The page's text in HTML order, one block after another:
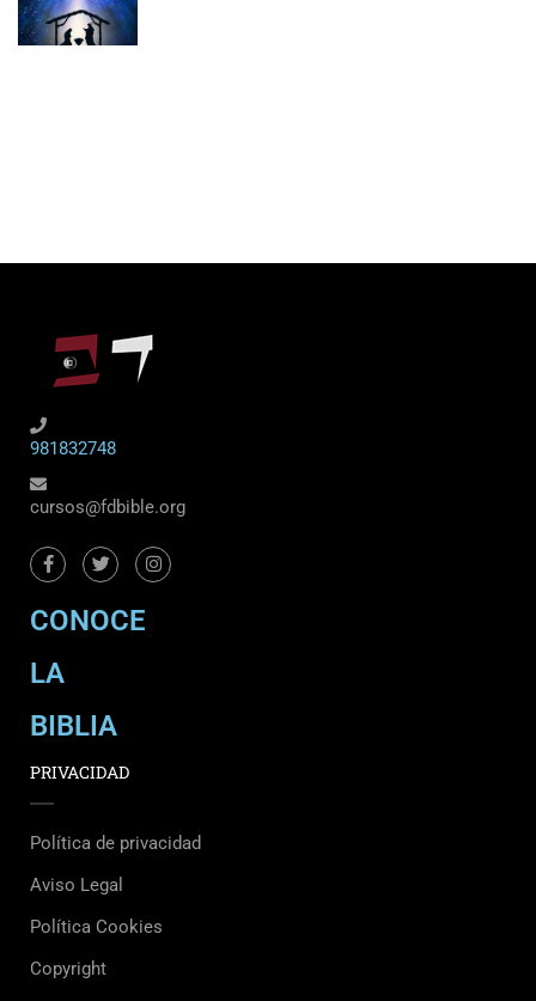
981832748
cursos@fdbible.org
CONOCE
LA
BIBLIA
PRIVACIDAD
Política de privacidad
Aviso Legal
Política Cookies
Copyright